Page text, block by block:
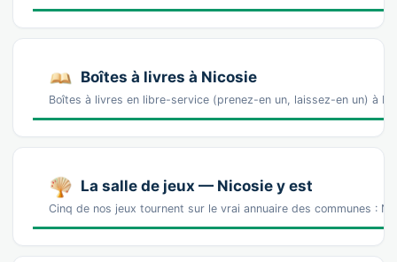
Boîtes à livres à Nicosie
Boîtes à livres en libre-service (prenez-en un, laissez-en un) à
La salle de jeux — Nicosie y est
Cinq de nos jeux tournent sur le vrai annuaire des communes :